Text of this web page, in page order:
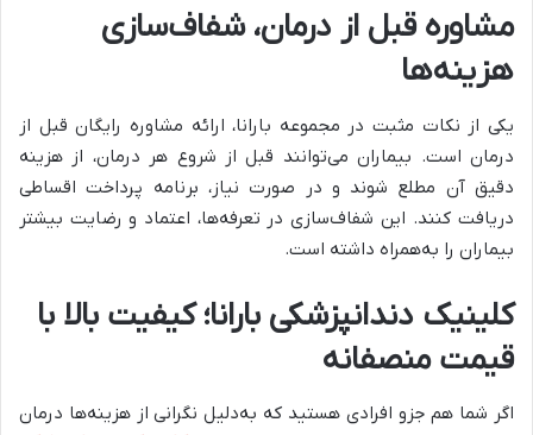
مشاوره قبل از درمان، شفاف‌سازی
هزینه‌ها
یکی از نکات مثبت در مجموعه بارانا، ارائه مشاوره رایگان قبل از
درمان است. بیماران می‌توانند قبل از شروع هر درمان، از هزینه
دقیق آن مطلع شوند و در صورت نیاز، برنامه پرداخت اقساطی
دریافت کنند. این شفاف‌سازی در تعرفه‌ها، اعتماد و رضایت بیشتر
بیماران را به‌همراه داشته است.
کلینیک دندانپزشکی بارانا؛ کیفیت بالا با
قیمت منصفانه
اگر شما هم جزو افرادی هستید که به‌دلیل نگرانی از هزینه‌ها درمان